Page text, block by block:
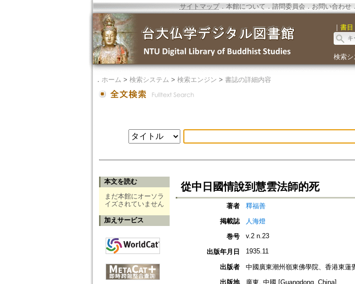
サイトマップ．本館について ． 諮問委員会． お問い合わせ．
｜ 書目
検索シ
． ホーム > 検索システム > 検索エンジン > 書誌の詳細内容
本文を読む
まだ本館にオーソラ
イズされていません
加えサービス
從中日國情說到慧雲法師的死
著者
釋福善
掲載誌
人海燈
巻号
v.2 n.23
出版年月日 1935.11
出版者
中國廣東潮州嶺東佛學院、香港東蓮
出版地
廣東, 中國 [Guangdong, China]